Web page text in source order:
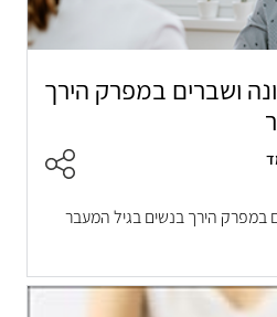
ושברים במפרק הירך
במפרק הירך בנשים בגיל המעבר